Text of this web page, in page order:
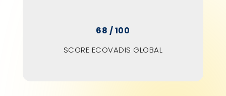
68 / 100
SCORE ECOVADIS GLOBAL